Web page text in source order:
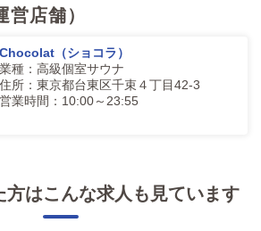
営店舗）
Chocolat（ショコラ）
業種：高級個室サウナ
住所：東京都台東区千束４丁目42-3
営業時間：10:00～23:55
方はこんな求人も見ています